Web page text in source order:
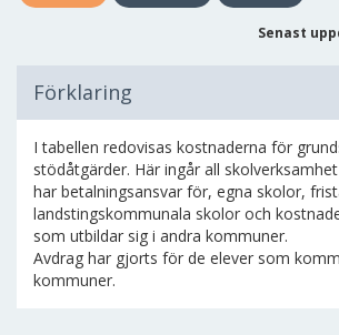
Senast
Förklaring
I tabellen redovisas kostnaderna för
stödåtgärder. Här ingår all
har betalningsansvar för, egna skolor,
landstingskommunala skolor och
som utbildar sig i andra kommuner.
Avdrag har gjorts för de elever som
kommuner.